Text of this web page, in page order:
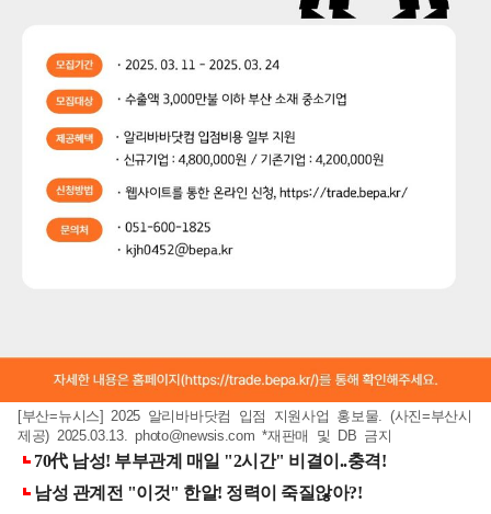
[부산=뉴시스] 2025 알리바바닷컴 입점 지원사업 홍보물. (사진=부산시
제공) 2025.03.13.photo@newsis.com *재판매 및 DB 금지